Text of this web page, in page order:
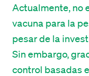
Actualmente, no
vacuna para la
pesar de la
Sin embargo,
control basadas